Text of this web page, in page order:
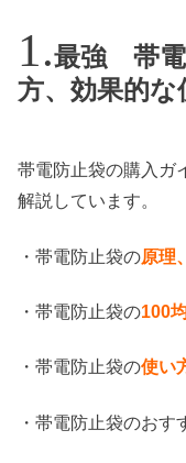
最強 帯電
方、効果的な
帯電防止袋の購入ガ
解説しています。
・帯電防止袋の原理
・帯電防止袋の100
・帯電防止袋の使い
・帯電防止袋のおす